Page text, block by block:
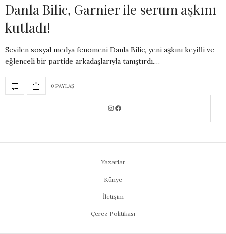
Danla Bilic, Garnier ile serum aşkını
kutladı!
Sevilen sosyal medya fenomeni Danla Bilic, yeni aşkını keyifli ve
eğlenceli bir partide arkadaşlarıyla tanıştırdı.…
0 PAYLAŞ
Yazarlar
Künye
İletişim
Çerez Politikası